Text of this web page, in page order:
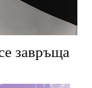
завръща